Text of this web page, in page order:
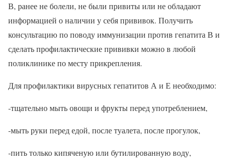
В, ранее не болели, не были привиты или не обладают
информацией о наличии у себя прививок. Получить
консультацию по поводу иммунизации против гепатита В и
сделать профилактические прививки можно в любой
поликлинике по месту прикрепления.
Для профилактики вирусных гепатитов А и Е необходимо:
-тщательно мыть овощи и фрукты перед употреблением,
-мыть руки перед едой, после туалета, после прогулок,
-пить только кипяченую или бутилированную воду,